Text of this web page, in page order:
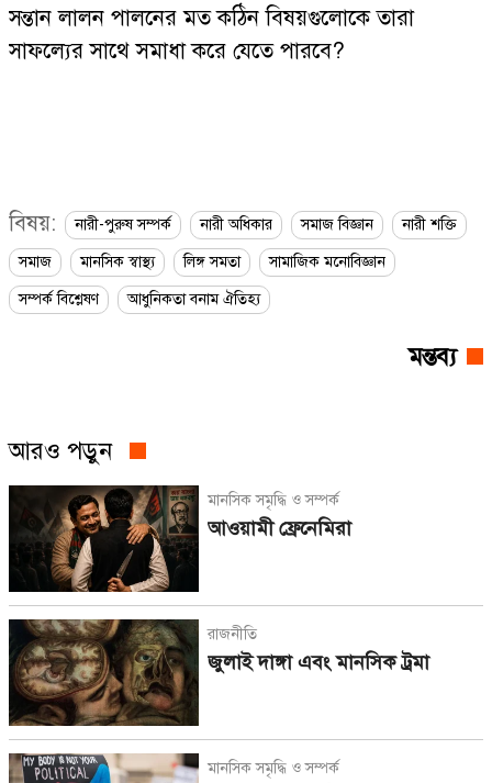
আরও পড়ুন
মানসিক সমৃদ্ধি ও সম্পর্ক
আওয়ামী ফ্রেনেমিরা
রাজনীতি
জুলাই দাঙ্গা এবং মানসিক ট্রমা
মানসিক সমৃদ্ধি ও সম্পর্ক
সন্তান লালন পালনের মত কঠিন বিষয়গুলোকে তারা
সাফল্যের সাথে সমাধা করে যেতে পারবে?
বিষয়: নারী-পুরুষ সম্পর্ক নারী অধিকার সমাজ বিজ্ঞান
নারী শক্তি
সমাজ
মানসিক স্বাস্থ্য লিঙ্গ সমতা
সামাজিক মনোবিজ্ঞান
সম্পর্ক বিশ্লেষণ
আধুনিকতা বনাম ঐতিহ্য
মন্তব্য